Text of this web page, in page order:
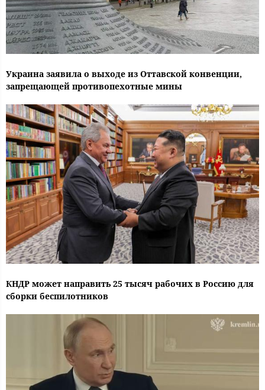
Украина заявила о выходе из Оттавской конвенции,
запрещающей противопехотные мины
КНДР может направить 25 тысяч рабочих в Россию для
сборки беспилотников